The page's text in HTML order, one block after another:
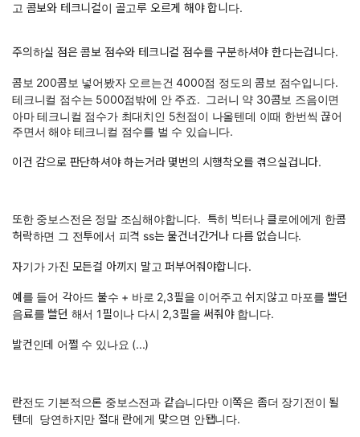
고 콤보와 테크니컬이 골고루 오르게 해야 합니다.
주의하실 점은 콤보 점수와 테크니컬 점수를 구분하셔야 한다는겁니다.
콤보 200콤보 넣어봤자 오르는건 4000점 정도의 콤보 점수입니다.
테크니컬 점수는 5000점밖에 안 주죠. 그러니 약 30콤보 즈음이면
아마 테크니컬 점수가 최대치인 5천점이 나올텐데 이때 한번씩 끊어
주면서 해야 테크니컬 점수를 벌 수 있습니다.
이건 감으로 판단하셔야 하는거라 몇번의 시행착오를 겪으실겁니다.
또한 중보스전은 정말 조심해야합니다. 특히 빅터나 클로에에게 한콤
허락하면 그 전투에서 피격 ss는 물건너간거나 다름 없습니다.
자기가 가진 모든걸 아끼지 말고 퍼부어줘야합니다.
예를 들어 각아드 불수 + 바로 2,3필을 이어주고 쉬지않고 마포를 빨던
음료를 빨던 해서 1필이나 다시 2,3필을 써줘야 합니다.
발컨인데 어쩔 수 있나요 (...)
란전도 기본적으론 중보스전과 같습니다만 이쪽은 좀더 장기전이 될
텐데 당연하지만 절대 란에게 맞으면 안됍니다.